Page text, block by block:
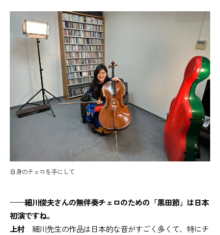
自身のチェロを手にして
——細川俊夫さんの無伴奏チェロのための「黒田節」は日本
初演ですね。
上村 細川先生の作品は日本的な音がすごく多くて、特にチ